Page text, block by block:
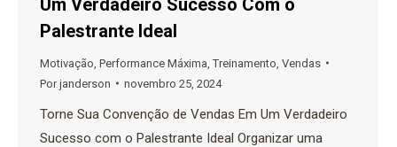
Palestrante Ideal
Motivação Performance Máxima ,Treinamento Vendas
Porjanderson novembro 25, 2024
Torne Sua Convenção de Vendas Em Um Verdadeiro
Sucesso com o Palestrante Ideal Organizar uma